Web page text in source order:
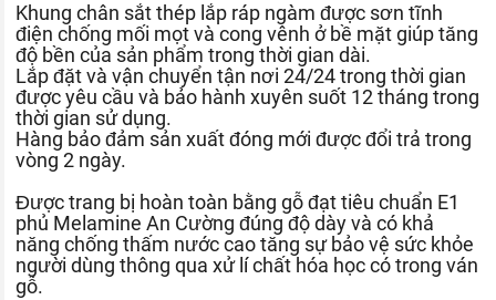
Khung chân sắt thép lắp ráp ngàm được sơn tĩnh
điện chống mối mọt và cong vênh ở bề mặt giúp tăng
độ bền của sản phẩm trong thời gian dài.
Lắp đặt và vận chuyển tận nơi 24/24 trong thời gian
được yêu cầu và bảo hành xuyên suốt 12 tháng trong
thời gian sử dụng.
Hàng bảo đảm sản xuất đóng mới được đổi trả trong
vòng 2 ngày.
Được trang bị hoàn toàn bằng gỗ đạt tiêu chuẩn E1
phủ Melamine An Cường đúng độ dày và có khả
năng chống thấm nước cao tăng sự bảo vệ sức khỏe
người dùng thông qua xử lí chất hóa học có trong ván
gỗ.